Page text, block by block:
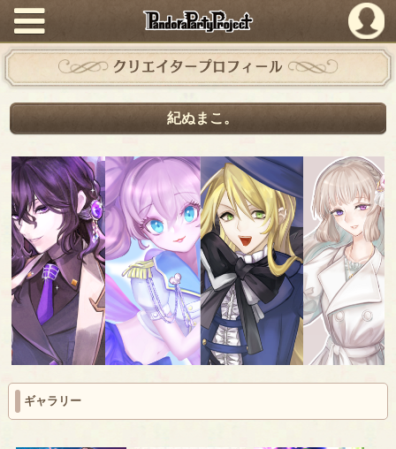
PandoraPartyProject
クリエイタープロフィール
紀ぬまこ。
ギャラリー